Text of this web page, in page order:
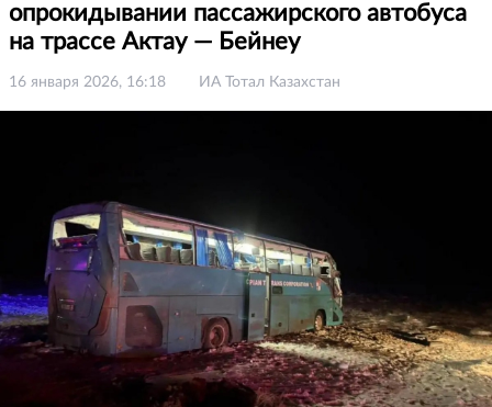
опрокидывании пассажирского автобуса
на трассе Актау — Бейнеу
16 января 2026, 16:18 ИА Тотал Казахстан